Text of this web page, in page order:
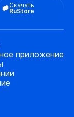
Скачать
RuStore
приложение